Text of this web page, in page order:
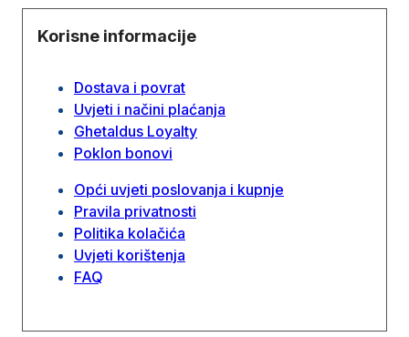
Korisne informacije
Dostava i povrat
Uvjeti i načini plaćanja
Ghetaldus Loyalty
Poklon bonovi
Opći uvjeti poslovanja i kupnje
Pravila privatnosti
Politika kolačića
Uvjeti korištenja
FAQ